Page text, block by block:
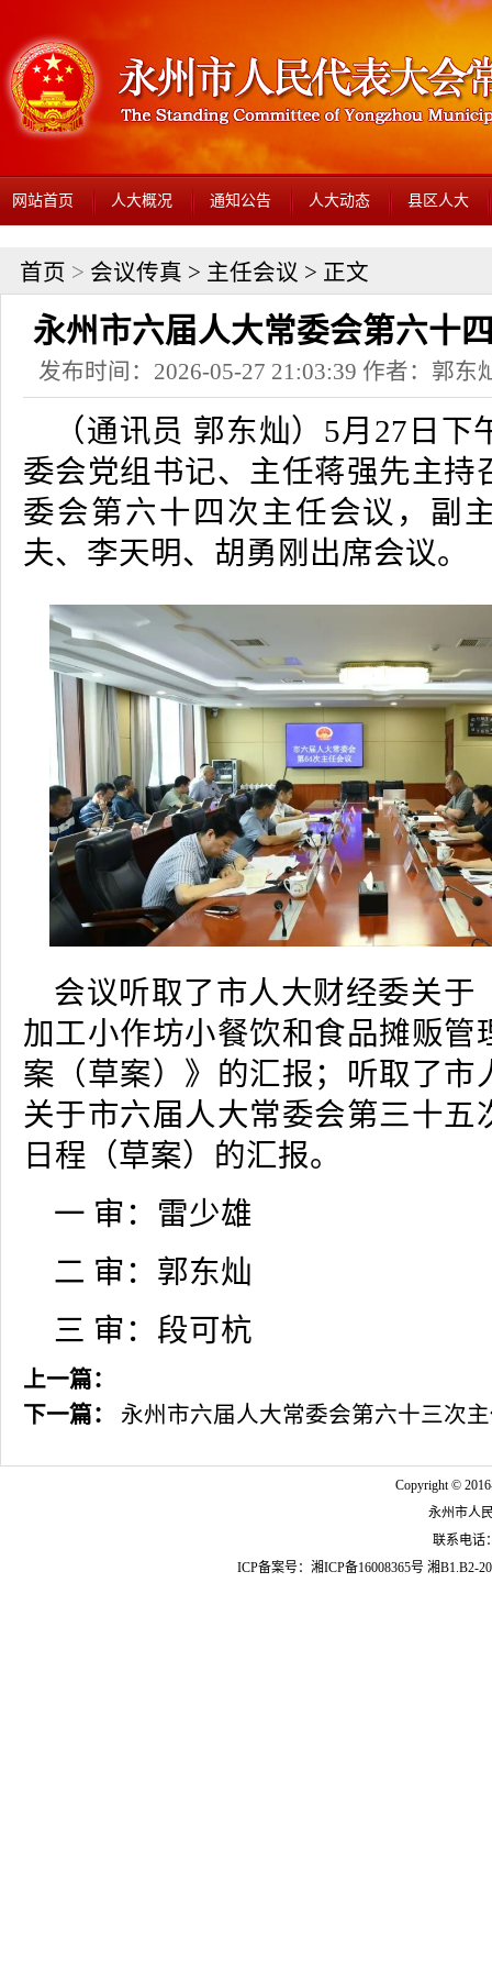
网站首页 人大概况 通知公告 人大动态 县区人大
首页 > 会议传真 > 主任会议 > 正文
永州市六届人大常委会第六十
发布时间：2026-05-27 21:03:39 作者：郭东
（通讯员 郭东灿）5月27日
委会党组书记、主任蒋强先主持
委会第六十四次主任会议，副
夫、李天明、胡勇刚出席会议。
会议听取了市人大财经委关于
加工小作坊小餐饮和食品摊贩管
案（草案）》的汇报；听取了市
关于市六届人大常委会第三十五
日程（草案）的汇报。
一 审：雷少雄
二 审：郭东灿
三 审：段可杭
上一篇：
下一篇：
永州市六届人大常委会第六十三次
Copyright ©
永州市人
联系电话
ICP备案号： 湘ICP备16008365号 湘B1.B2-